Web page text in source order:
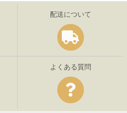
配送について
よくある質問